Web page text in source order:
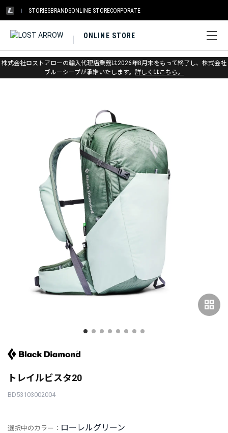
STORIESBRANDSONLINE STORECORPORATE
ONLINE STORE
株式会社ロストアローの輸入代理店業務は2026年8月末をもって終了し、株式会社
ブルーシープが承継いたします。 詳しくはこちら。
ホーム > ブラックダイヤモンド > バックパック & バッグ
登山・アルパイン
grid_view
トレイルビスタ20
BD53103002004
選択中のカラー： ローレルグリーン